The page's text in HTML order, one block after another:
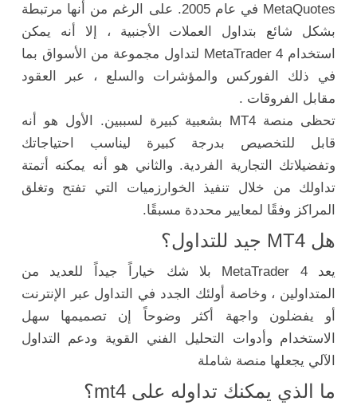
MetaQuotes في عام 2005. على الرغم من أنها مرتبطة
بشكل شائع بتداول العملات الأجنبية ، إلا أنه يمكن
استخدام MetaTrader 4 لتداول مجموعة من الأسواق بما
في ذلك الفوركس والمؤشرات والسلع ، عبر العقود
مقابل الفروقات .
تحظى منصة MT4 بشعبية كبيرة لسببين. الأول هو أنه
قابل للتخصيص بدرجة كبيرة ليناسب احتياجاتك
وتفضيلاتك التجارية الفردية. والثاني هو أنه يمكنه أتمتة
تداولك من خلال تنفيذ الخوارزميات التي تفتح وتغلق
المراكز وفقًا لمعايير محددة مسبقًا.
هل MT4 جيد للتداول؟
يعد MetaTrader 4 بلا شك خياراً جيداً للعديد من
المتداولين ، وخاصة أولئك الجدد في التداول عبر الإنترنت
أو يفضلون واجهة أكثر وضوحاً إن تصميمها سهل
الاستخدام وأدوات التحليل الفني القوية ودعم التداول
الآلي يجعلها منصة شاملة
ما الذي يمكنك تداوله على mt4؟